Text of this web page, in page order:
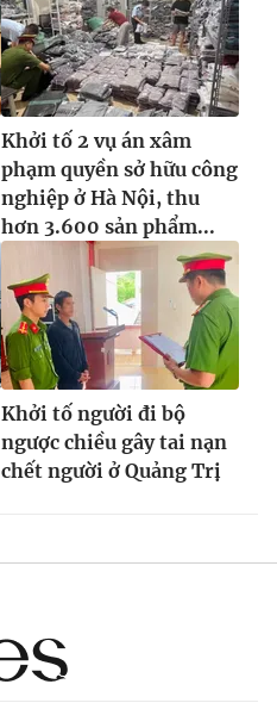
Khởi tố 2 vụ án xâm
phạm quyền sở hữu công
nghiệp ở Hà Nội, thu
hơn 3.600 sản phẩm...
Khởi tố người đi bộ
ngược chiều gây tai nạn
chết người ở Quảng Trị